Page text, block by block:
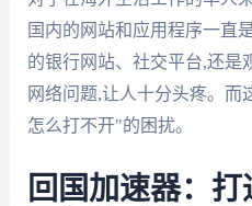
国内的网站和应用程序一直
的银行网站、社交平台,还是
网络问题,让人十分头疼。
怎么打不开"的困扰。
回国加速器：